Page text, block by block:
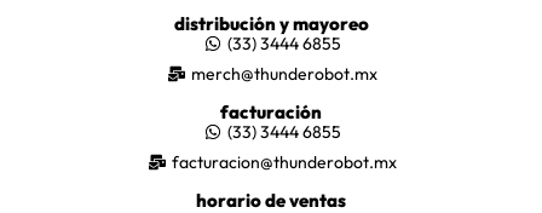
distribución y mayoreo
(33) 3444 6855
merch@thunderobot.mx
facturación
(33) 3444 6855
facturacion@thunderobot.mx
horario de ventas